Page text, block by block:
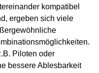
kompatibel
ergeben sich viele
Piloten oder
bessere Ablesbarkeit